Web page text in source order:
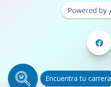
Encuentra tu carrera